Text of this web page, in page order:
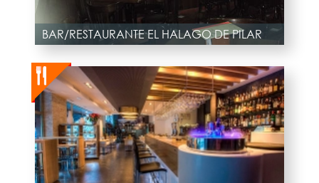
BAR/RESTAURANTE EL HALAGO DE PILAR